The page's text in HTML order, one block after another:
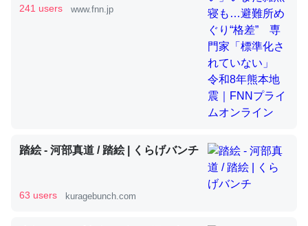
昆虫ってカルシウム少ないのか。知らんかった。調べたら
コオロギのカルシウム分はエビの600分の1程度。
─ニュース :: 【研究発表】昆虫学の大問題＝「昆虫はなぜ海にいな
論文では「淡水はカルシウムも酸素も不足してて両方に不
利だから両方が拮抗してるのでは」とあって面白い。海に
いる鋏角類（カブトガニ・ウミグモ）はカルシウムを使わ
和8年熊本地震｜FNNプライムオン
241 users www.fnn.jp
踏絵 - 河部真道 / 踏絵 | くらげバンチ
63 users kuragebunch.com